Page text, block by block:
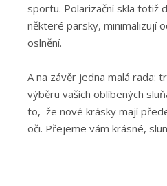
sportu. Polarizační skla totiž
některé parsky, minimalizují
oslnění.
A na závěr jedna malá rada:
výběru vašich oblíbených
to, že nové krásky mají
oči. Přejeme vám krásné,